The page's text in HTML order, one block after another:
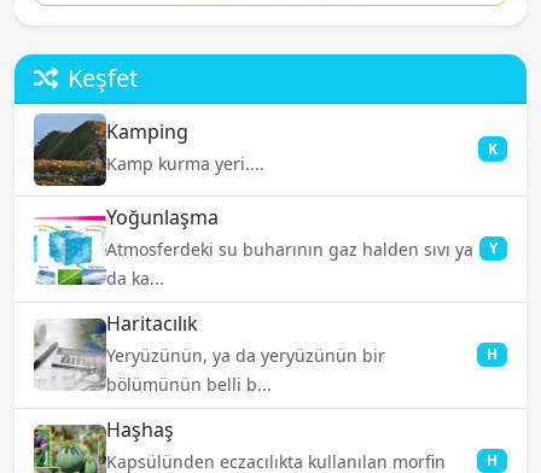
Keşfet
Kamping
Kamp kurma yeri....
K
Yoğunlaşma
Atmosferdeki su buharının gaz halden sıvı ya
da ka...
Y
Haritacılık
Yeryüzünün, ya da yeryüzünün bir
bölümünün belli b...
H
Haşhaş
Kapsülünden eczacılıkta kullanılan morfin
H